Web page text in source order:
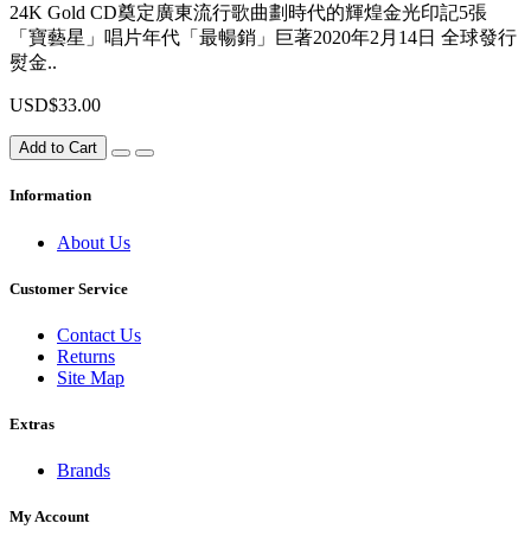
24K Gold CD奠定廣東流行歌曲劃時代的輝煌金光印記5張
「寶藝星」唱片年代「最暢銷」巨著2020年2月14日 全球發行
熨金..
USD$33.00
Add to Cart
Information
About Us
Customer Service
Contact Us
Returns
Site Map
Extras
Brands
My Account